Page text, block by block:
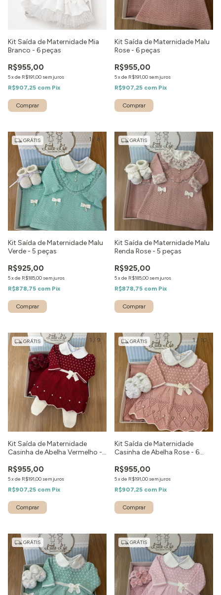
Kit Saída de Maternidade Mia
Branco - 6 peças
R$955,00
5xde R$191,00 sem juros
R$907,25 com Pix
Comprar
Kit Saída de Maternidade Malu
Rose - 6 peças
R$955,00
5xde R$191,00 sem juros
R$907,25 com Pix
Comprar
1/ 8
GRÁTIS
Kit Saída de Maternidade Malu
Verde - 5 peças
R$925,00
5xde R$185,00 sem juros
R$878,75 com Pix
Comprar
1 / 8
GRÁTIS
Kit Saída de Maternidade Malu
Renda Rose - 5 peças
R$925,00
5xde R$185,00 sem juros
R$878,75 com Pix
Comprar
1 / 9
GRÁTIS
Kit Saída de Maternidade
Casinha de Abelha Vermelho -
R$955,00
5xde R$191,00 sem juros
R$907,25 com Pix
Comprar
1/ 10
GRÁTIS
Kit Saída de Maternidade
Casinha de Abelha Rose - 6
R$955,00
5xde R$191,00 sem juros
R$907,25 com Pix
Comprar
1 / 9
GRÁTIS 1 9
GRÁTIS